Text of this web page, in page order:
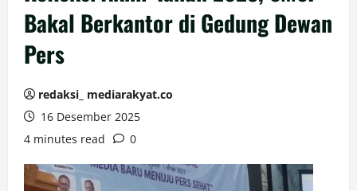
Bakal Berkantor di Gedung Dewan
Pers
redaksi_ mediarakyat.co
16 Desember 2025
4 minutes read
0